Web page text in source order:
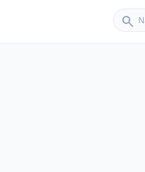
search
Sender